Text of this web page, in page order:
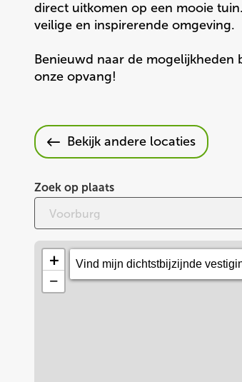
direct uitkomen op een mooie
veilige en inspirerende omgeving.
Benieuwd naar de
onze opvang!
Zoek
locatie
Bekijk andere locaties
Zoek op plaats
Voorburg
+
−
Vind mijn dichtstbijzijnde